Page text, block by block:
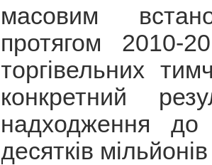
масовим
протягом 2010-
торгівельних
конкретний
надходження до
десятків